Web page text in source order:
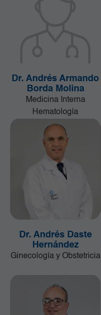
Dr. Andrés Armando
Borda Molina
Medicina Interna
Hematología
Dr. Andrés Daste
Hernández
Ginecología y Obstetricia